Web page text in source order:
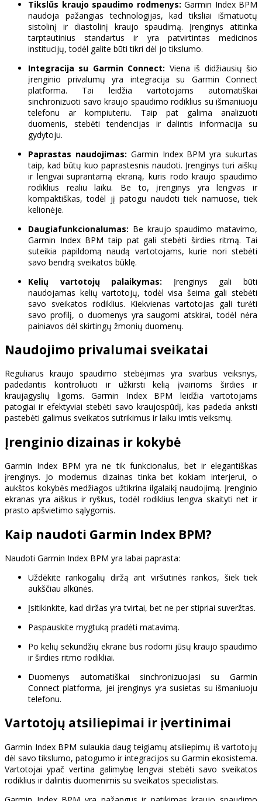
Tikslūs kraujo spaudimo rodmenys: Garmin Index BPM
naudoja pažangias technologijas, kad tiksliai išmatuotų
sistolinį ir diastolinį kraujo spaudimą. Įrenginys atitinka
tarptautinius standartus ir yra patvirtintas medicinos
institucijų, todėl galite būti tikri dėl jo tikslumo.
Integracija su Garmin Connect: Viena iš didžiausių šio
įrenginio privalumų yra integracija su Garmin Connect
platforma. Tai leidžia vartotojams automatiškai
sinchronizuoti savo kraujo spaudimo rodiklius su išmaniuoju
telefonu ar kompiuteriu. Taip pat galima analizuoti
duomenis, stebėti tendencijas ir dalintis informacija su
gydytoju.
Paprastas naudojimas: Garmin Index BPM yra sukurtas
taip, kad būtų kuo paprastesnis naudoti. Įrenginys turi aiškų
ir lengvai suprantamą ekraną, kuris rodo kraujo spaudimo
rodiklius realiu laiku. Be to, įrenginys yra lengvas ir
kompaktiškas, todėl jį patogu naudoti tiek namuose, tiek
kelionėje.
Daugiafunkcionalumas: Be kraujo spaudimo matavimo,
Garmin Index BPM taip pat gali stebėti širdies ritmą. Tai
suteikia papildomą naudą vartotojams, kurie nori stebėti
savo bendrą sveikatos būklę.
Kelių vartotojų palaikymas: Įrenginys gali būti
naudojamas kelių vartotojų, todėl visa šeima gali stebėti
savo sveikatos rodiklius. Kiekvienas vartotojas gali turėti
savo profilį, o duomenys yra saugomi atskirai, todėl nėra
painiavos dėl skirtingų žmonių duomenų.
Naudojimo privalumai sveikatai
Reguliarus kraujo spaudimo stebėjimas yra svarbus veiksnys,
padedantis kontroliuoti ir užkirsti kelią įvairioms širdies ir
kraujagyslių ligoms. Garmin Index BPM leidžia vartotojams
patogiai ir efektyviai stebėti savo kraujospūdį, kas padeda anksti
pastebėti galimus sveikatos sutrikimus ir laiku imtis veiksmų.
Įrenginio dizainas ir kokybė
Garmin Index BPM yra ne tik funkcionalus, bet ir elegantiškas
įrenginys. Jo modernus dizainas tinka bet kokiam interjerui, o
aukštos kokybės medžiagos užtikrina ilgalaikį naudojimą. Įrenginio
ekranas yra aiškus ir ryškus, todėl rodiklius lengva skaityti net ir
prasto apšvietimo sąlygomis.
Kaip naudoti Garmin Index BPM?
Naudoti Garmin Index BPM yra labai paprasta:
Uždėkite rankogalių diržą ant viršutinės rankos, šiek tiek
aukščiau alkūnės.
Įsitikinkite, kad diržas yra tvirtai, bet ne per stipriai suveržtas.
Paspauskite mygtuką pradėti matavimą.
Po kelių sekundžių ekrane bus rodomi jūsų kraujo spaudimo
ir širdies ritmo rodikliai.
Duomenys automatiškai sinchronizuojasi su Garmin
Connect platforma, jei įrenginys yra susietas su išmaniuoju
telefonu.
Vartotojų atsiliepimai ir įvertinimai
Garmin Index BPM sulaukia daug teigiamų atsiliepimų iš vartotojų
dėl savo tikslumo, patogumo ir integracijos su Garmin ekosistema.
Vartotojai ypač vertina galimybę lengvai stebėti savo sveikatos
rodiklius ir dalintis duomenimis su sveikatos specialistais.